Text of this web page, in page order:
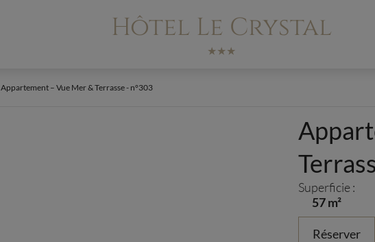
Hôtel Le Crystal
★★★
Appartement – Vue Mer & Terrasse - n°303
Superficie :
57 m²
Réserver